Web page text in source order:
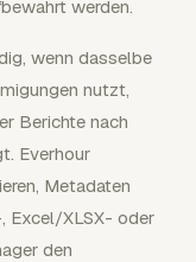
werden.
wenn dasselbe
nutzt,
Berichte nach
Everhour
Metadaten
Excel/XLSX- oder
den